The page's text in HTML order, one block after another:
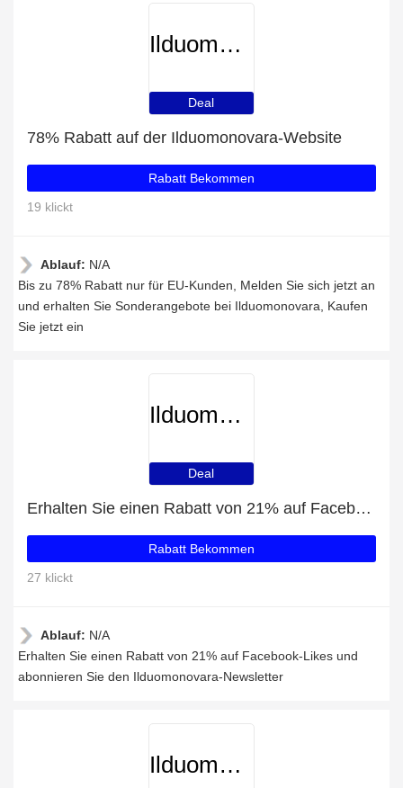
Ilduomonovara
Deal
78% Rabatt auf der Ilduomonovara-Website
Rabatt Bekommen
19 klickt
Ablauf: N/A
Bis zu 78% Rabatt nur für EU-Kunden, Melden Sie sich jetzt an
und erhalten Sie Sonderangebote bei Ilduomonovara, Kaufen
Sie jetzt ein
Ilduomonovara
Deal
Erhalten Sie einen Rabatt von 21% auf Facebook-Likes
Rabatt Bekommen
27 klickt
Ablauf: N/A
Erhalten Sie einen Rabatt von 21% auf Facebook-Likes und
abonnieren Sie den Ilduomonovara-Newsletter
Ilduomonovara